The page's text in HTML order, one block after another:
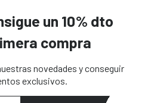
un 10% dto
compra
novedades y conseguir
exclusivos.